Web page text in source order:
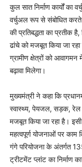
कुल सात निर्माण कार्यों का
वर्चुअल रूप से संबोधित करते
की प्रतिबद्धता का
ढांचे को मजबूत किया जा
ग्रामीण क्षेत्रों को आवागमन
बढ़ावा मिलेगा।
मुख्यमंत्री ने कहा कि
स्वास्थ्य, पेयजल, सड़क, रेल
मजबूत किया जा रहा है।
महत्वपूर्ण योजनाओं पर काम
गंगे परियोजना के अंतर्गत
ट्रीटमेंट प्लांट का निर्माण